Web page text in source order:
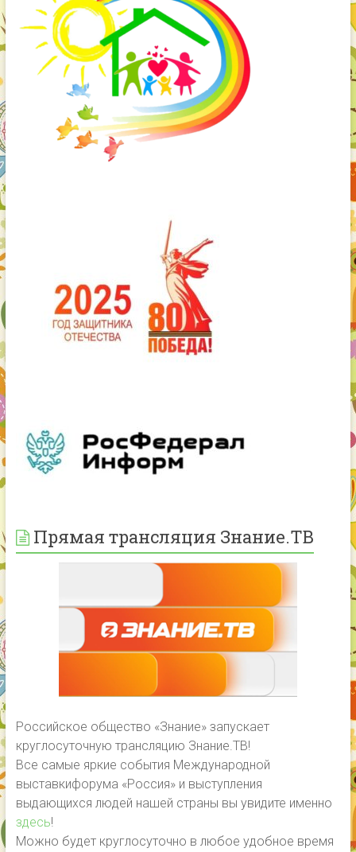
Прямая трансляция Знание.ТВ
Российское общество «Знание» запускает
круглосуточную трансляцию Знание.ТВ!
Все самые яркие события Международной
выставкифорума «Россия» и выступления
выдающихся людей нашей страны вы увидите именно
здесь!
Можно будет круглосуточно в любое удобное время